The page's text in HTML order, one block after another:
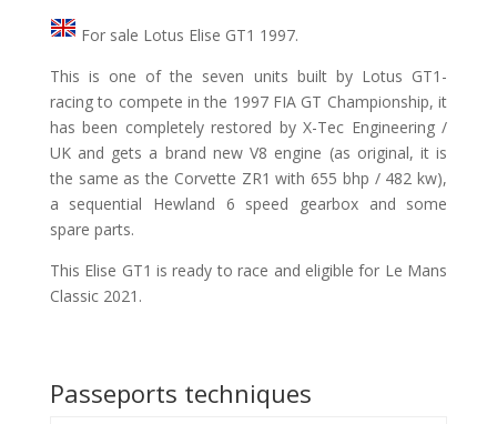
For sale Lotus Elise GT1 1997.
This is one of the seven units built by Lotus GT1-
racing to compete in the 1997 FIA GT Championship, it
has been completely restored by X-Tec Engineering /
UK and gets a brand new V8 engine (as original, it is
the same as the Corvette ZR1 with 655 bhp / 482 kw),
a sequential Hewland 6 speed gearbox and some
spare parts.
This Elise GT1 is ready to race and eligible for Le Mans
Classic 2021.
Passeports techniques